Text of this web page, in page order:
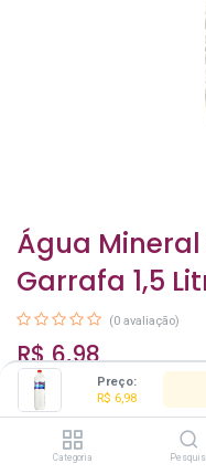
Preço:
R$ 6,98
Categoria
Água
Garrafa 1,5
(0 avaliação)
R$6,98